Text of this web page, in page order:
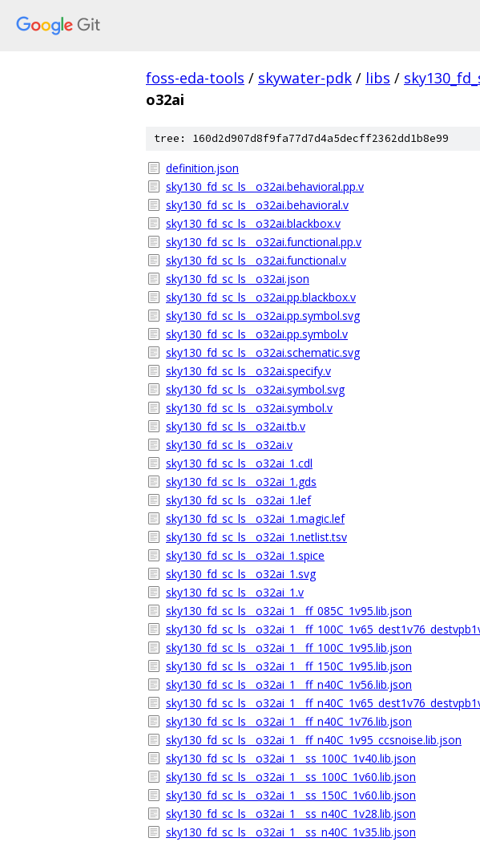
foss-eda-tools / skywater-pdk / libs /
o32ai
tree: 160d2d907d8f9fa77d7d4a5decff2362dd1b8e99
definition.json
sky130_fd_sc_ls__o32ai.behavioral.pp.v
sky130_fd_sc_ls__o32ai.behavioral.v
sky130_fd_sc_ls__o32ai.blackbox.v
sky130_fd_sc_ls__o32ai.functional.pp.v
sky130_fd_sc_ls__o32ai.functional.v
sky130_fd_sc_ls__o32ai.json
sky130_fd_sc_ls__o32ai.pp.blackbox.v
sky130_fd_sc_ls__o32ai.pp.symbol.svg
sky130_fd_sc_ls__o32ai.pp.symbol.v
sky130_fd_sc_ls__o32ai.schematic.svg
sky130_fd_sc_ls__o32ai.specify.v
sky130_fd_sc_ls__o32ai.symbol.svg
sky130_fd_sc_ls__o32ai.symbol.v
sky130_fd_sc_ls__o32ai.tb.v
sky130_fd_sc_ls__o32ai.v
sky130_fd_sc_ls__o32ai_1.cdl
sky130_fd_sc_ls__o32ai_1.gds
sky130_fd_sc_ls__o32ai_1.lef
sky130_fd_sc_ls__o32ai_1.magic.lef
sky130_fd_sc_ls__o32ai_1.netlist.tsv
sky130_fd_sc_ls__o32ai_1.spice
sky130_fd_sc_ls__o32ai_1.svg
sky130_fd_sc_ls__o32ai_1.v
sky130_fd_sc_ls__o32ai_1__ff_085C_1v95.lib.json
sky130_fd_sc_ls__o32ai_1__ff_100C_1v95.lib.json
sky130_fd_sc_ls__o32ai_1__ff_150C_1v95.lib.json
sky130_fd_sc_ls__o32ai_1__ff_n40C_1v56.lib.json
sky130_fd_sc_ls__o32ai_1__ff_n40C_1v76.lib.json
sky130_fd_sc_ls__o32ai_1__ff_n40C_1v95_ccsnoise.lib.json
sky130_fd_sc_ls__o32ai_1__ss_100C_1v40.lib.json
sky130_fd_sc_ls__o32ai_1__ss_100C_1v60.lib.json
sky130_fd_sc_ls__o32ai_1__ss_150C_1v60.lib.json
sky130_fd_sc_ls__o32ai_1__ss_n40C_1v28.lib.json
sky130_fd_sc_ls__o32ai_1__ss_n40C_1v35.lib.json